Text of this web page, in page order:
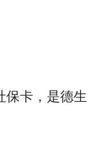
保卡，是德生